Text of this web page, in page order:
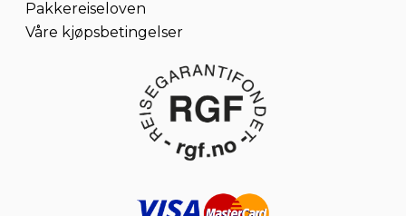
Pakkereiseloven
Våre kjøpsbetingelser